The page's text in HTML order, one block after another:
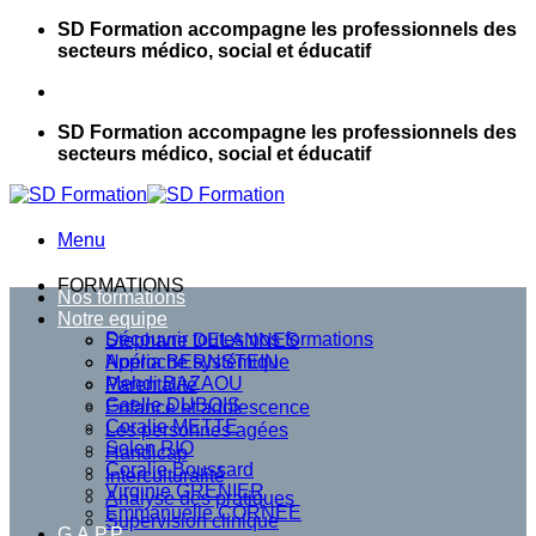
PasserSD Formation accompagne les professionnels des
secteurs médico, social et éducatif
SD Formation accompagne les professionnels des
secteurs médico, social et éducatif
Menu
FORMATIONS
Découvrir toutes nos formations
Approche systémique
Parentalité
Enfance et adolescence
Les personnes agées
Handicap
Interculturalité
Analyse des pratiques
Supervision clinique
Nos formations
Notre equipe
Stephane DELANNES
Noélia BERNSTEIN
Mehdi BAZAOU
Gaelle DUBOIS
Coralie METTE
Solen RIO
Coralie Boussard
Virginie GRENIER
Emmanuelle CORNEE